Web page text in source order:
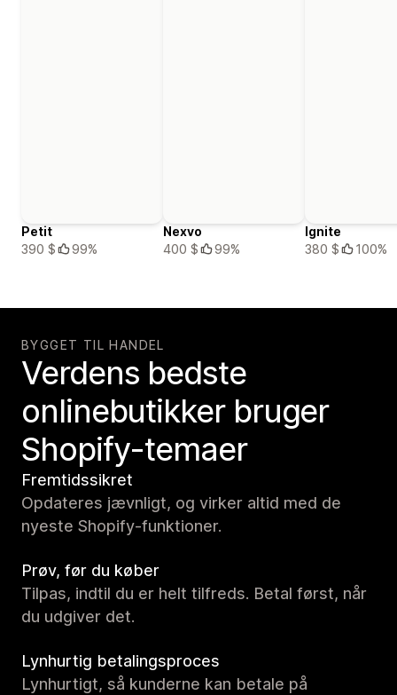
Petit
390 $
99%
Nexvo
400 $
99%
Ignite
380 $
100%
BYGGET TIL HANDEL
Verdens bedste
onlinebutikker bruger
Shopify-temaer
Fremtidssikret
Opdateres jævnligt, og virker altid med de
nyeste Shopify-funktioner.
Prøv, før du køber
Tilpas, indtil du er helt tilfreds. Betal først, når
du udgiver det.
Lynhurtig betalingsproces
Lynhurtigt, så kunderne kan betale på